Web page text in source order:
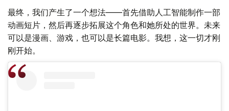
最终，我们产生了一个想法——首先借助人工智能制作一部
动画短片，然后再逐步拓展这个角色和她所处的世界。未来
可以是漫画、游戏，也可以是长篇电影。我想，这一切才刚
刚开始。